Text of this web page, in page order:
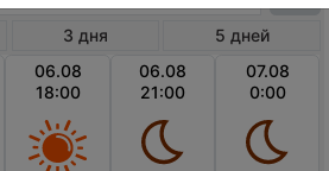
3 дня
5 дней
06.08
18:00
06.08
21:00
07.08
0:00